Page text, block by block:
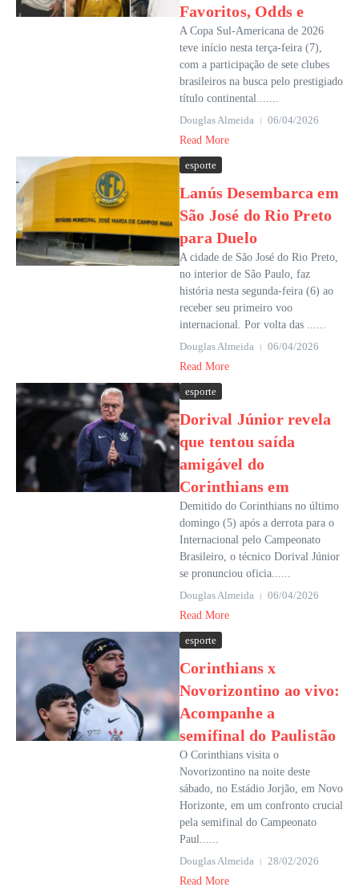
Favoritos, Odds e
A Copa Sul-Americana de 2026
teve início nesta terça-feira (7),
com a participação de sete clubes
brasileiros na busca pelo prestigiado
título continental.......
Douglas Almeida
06/04/2026
Read More
esporte
Lanús Desembarca em
São José do Rio Preto
para Duelo
A cidade de São José do Rio Preto,
no interior de São Paulo, faz
história nesta segunda-feira (6) ao
receber seu primeiro voo
internacional. Por volta das ......
Douglas Almeida
06/04/2026
Read More
esporte
Dorival Júnior revela
que tentou saída
amigável do
Corinthians em
Demitido do Corinthians no último
domingo (5) após a derrota para o
Internacional pelo Campeonato
Brasileiro, o técnico Dorival Júnior
se pronunciou oficia......
Douglas Almeida
06/04/2026
Read More
esporte
Corinthians x
Novorizontino ao vivo:
Acompanhe a
semifinal do Paulistão
O Corinthians visita o
Novorizontino na noite deste
sábado, no Estádio Jorjão, em Novo
Horizonte, em um confronto crucial
pela semifinal do Campeonato
Paul......
Douglas Almeida
28/02/2026
Read More